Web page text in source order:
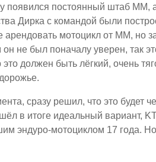
появился постоянный штаб MM,
Дирка с командой были
мотоцикл от MM, но
он не был поначалу уверен, так
это должен быть лёгкий, очень
сразу решил, что это будет
в итоге идеальный вариант,
эндуро-мотоциклом 17 года.